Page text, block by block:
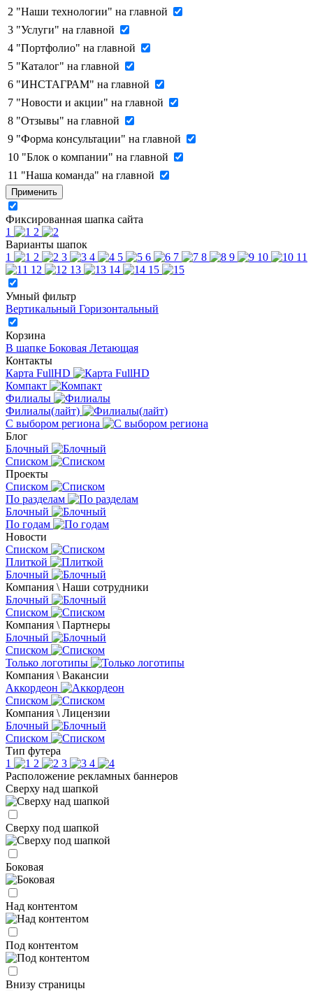
2 "Наши технологии" на главной
3 "Услуги" на главной
4 "Портфолио" на главной
5 "Каталог" на главной
6 "ИНСТАГРАМ" на главной
7 "Новости и акции" на главной
8 "Отзывы" на главной
9 "Форма консультации" на главной
10 "Блок о компании" на главной
11 "Наша команда" на главной
Применить
Фиксированная шапка сайта
1
2
Варианты шапок
1
2 3 4 5 6 7 8 9 10
11
12
13 14 15
Умный фильтр
Вертикальный Горизонтальный
Корзина
В шапке Боковая Летающая
Контакты
Карта FullHD
Компакт
Филиалы
Филиалы(лайт)
С выбором региона
Блог
Блочный
Списком
Проекты
Списком
По разделам
Блочный
По годам
Новости
Списком
Плиткой
Блочный
Компания \ Наши сотрудники
Блочный
Списком
Компания \ Партнеры
Блочный
Списком
Только логотипы
Компания \ Вакансии
Аккордеон
Списком
Компания \ Лицензии
Блочный
Списком
Тип футера
1
2 3
4
Расположение рекламных баннеров
Сверху над шапкой
Сверху под шапкой
Боковая
Над контентом
Под контентом
Внизу страницы